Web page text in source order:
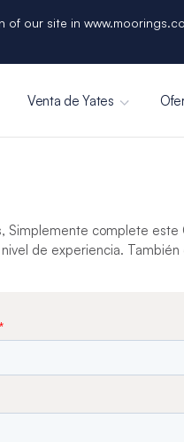
of our site in
Venta de Yates
complete
de experiencia.